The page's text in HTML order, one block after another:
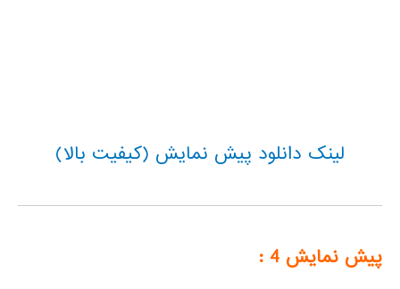
لینک دانلود پیش نمایش (کیفیت بالا)
پیش نمایش 4 :